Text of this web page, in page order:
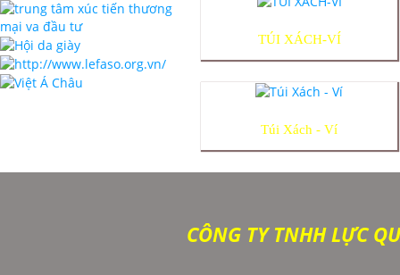
TÚI XÁCH-VÍ
Túi Xách - Ví
CÔNG TY TNHH LỰC